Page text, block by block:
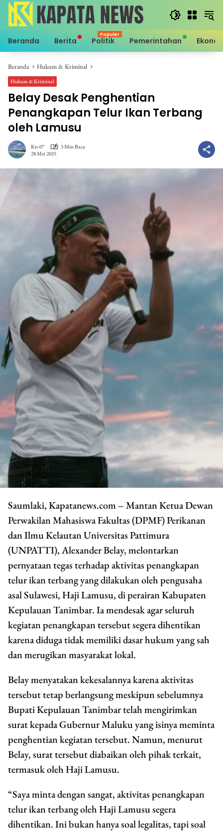
Langsung
konten
Beranda Berita Politik Pemerintahan
Beranda Hukum & Kriminal
Hukum & Kriminal
Belay Desak Penghentian
Penangkapan Telur Ikan Terbang
oleh Lamusu
Kn-07
3 Min Baca
28 Mei 2025
Saumlaki, Kapatanews.com – Mantan Ketua Dewan
Perwakilan Mahasiswa Fakultas (DPMF) Perikanan
dan Ilmu Kelautan Universitas Pattimura
(UNPATTI), Alexander Belay, melontarkan
pernyataan tegas terhadap aktivitas penangkapan
telur ikan terbang yang dilakukan oleh pengusaha
asal Sulawesi, Haji Lamusu, di perairan Kabupaten
Kepulauan Tanimbar. Ia mendesak agar seluruh
kegiatan penangkapan tersebut segera dihentikan
karena diduga tidak memiliki dasar hukum yang sah
dan merugikan masyarakat lokal.
Belay menyatakan kekesalannya karena aktivitas
tersebut tetap berlangsung meskipun sebelumnya
Bupati Kepulauan Tanimbar telah mengirimkan
surat kepada Gubernur Maluku yang isinya meminta
penghentian kegiatan tersebut. Namun, menurut
Belay, surat tersebut diabaikan oleh pihak terkait,
termasuk oleh Haji Lamusu.
“Saya minta dengan sangat, aktivitas penangkapan
telur ikan terbang oleh Haji Lamusu segera
dihentikan. Ini bukan hanya soal legalitas, tapi soal